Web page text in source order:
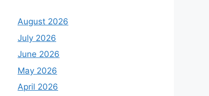
August 2026
July 2026
June 2026
May 2026
April 2026